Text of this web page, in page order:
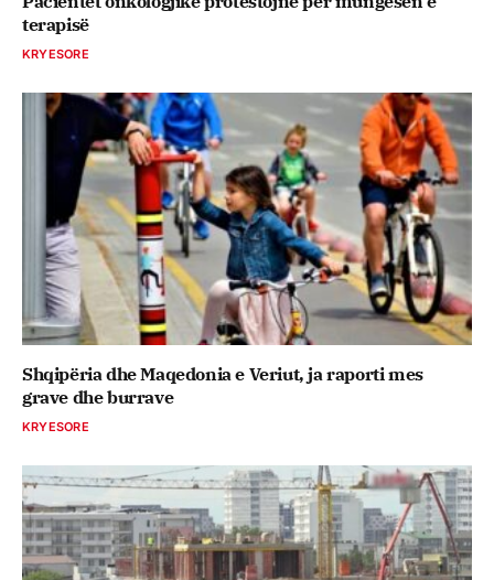
terapisë
KRYESORE
Shqipëria dhe Maqedonia e Veriut, ja raporti mes
grave dhe burrave
KRYESORE